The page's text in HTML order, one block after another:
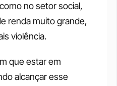
no setor social,
renda muito grande,
violência.
que estar em
alcançar esse